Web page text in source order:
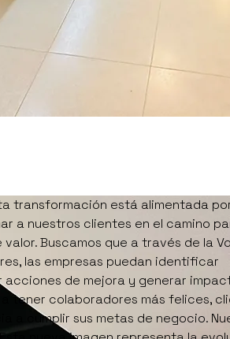
transformación está alimentada
a nuestros clientes en el camino
Buscamos que a través de la
las empresas puedan identificar
acciones de mejora y generar
a tener colaboradores más felices,
a cumplir sus metas de negocio.